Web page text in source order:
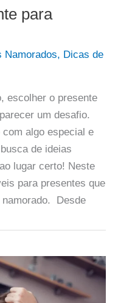
para
Namorados, Dicas de
escolher o presente
um desafio.
algo especial e
de ideias
lugar certo! Neste
para presentes que
Desde